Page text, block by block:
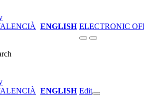
ENGLISH ELECTRONIC
ENGLISH Edit